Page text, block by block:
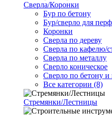
Сверла/Коронки
Бур по бетону
Бур/сверло для
Коронки
Сверла по дереву
Сверла по кафелю/
Сверла по металлу
Сверло коническое
Сверло по бетону
Все категории (8)
Стремянки/Лестницы